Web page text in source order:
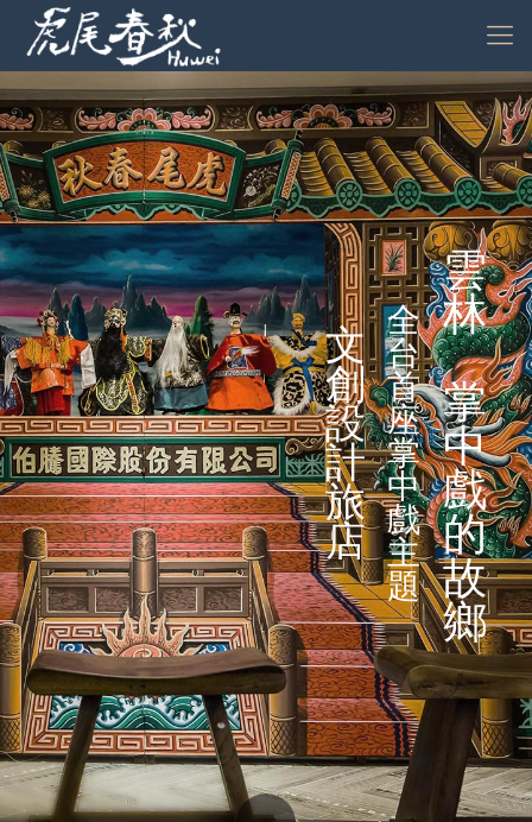
雲
林
掌
中
戲
的
故
鄉
全
台
首
座
掌
中
戲
主
題
文
創
設
計
旅
店